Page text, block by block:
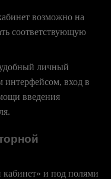
возможно на
соответствующую
удобный личный
интерфейсом, вход в
введения
и под полями